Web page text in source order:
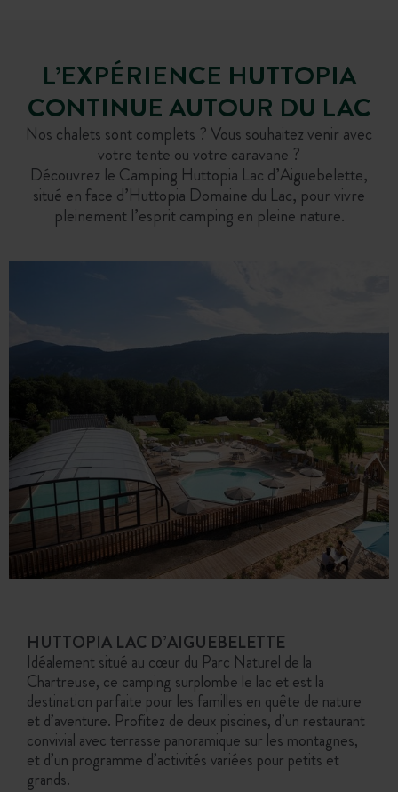
L’EXPÉRIENCE HUTTOPIA
CONTINUE AUTOUR DU LAC
Nos chalets sont complets ? Vous souhaitez venir avec
votre tente ou votre caravane ?
Découvrez le Camping Huttopia Lac d’Aiguebelette,
situé en face d’Huttopia Domaine du Lac, pour vivre
pleinement l’esprit camping en pleine nature.
HUTTOPIA LAC D’AIGUEBELETTE
Idéalement situé au cœur du Parc Naturel de la
Chartreuse, ce camping surplombe le lac et est la
destination parfaite pour les familles en quête de nature
et d’aventure. Profitez de deux piscines, d’un restaurant
convivial avec terrasse panoramique sur les montagnes,
et d’un programme d’activités variées pour petits et
grands.